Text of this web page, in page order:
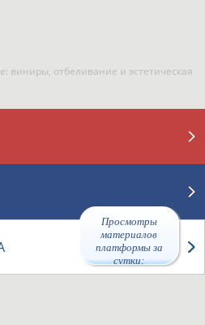
Просмотры
материалов
платформы за
сутки:
44349
виниры, отбеливание и эстетическая